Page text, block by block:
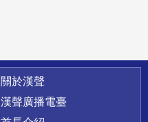
關於漢聲
漢聲廣播電臺